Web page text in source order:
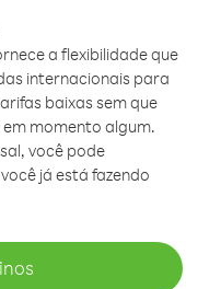
a flexibilidade que
internacionais para
baixas sem que
momento algum.
você pode
já está fazendo